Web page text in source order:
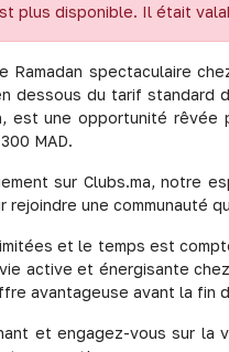
plus disponible. Il était
Ramadan spectaculaire
dessous du tarif standard
est une opportunité
MAD.
sur Clubs.ma, notre
rejoindre une communauté
et le temps est
active et énergisante
avantageuse avant la fin
et engagez-vous sur la